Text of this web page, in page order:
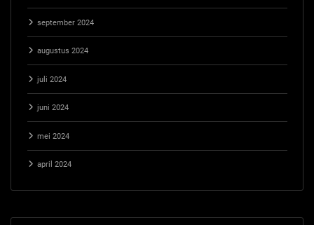
september 2024
augustus 2024
juli 2024
juni 2024
mei 2024
april 2024